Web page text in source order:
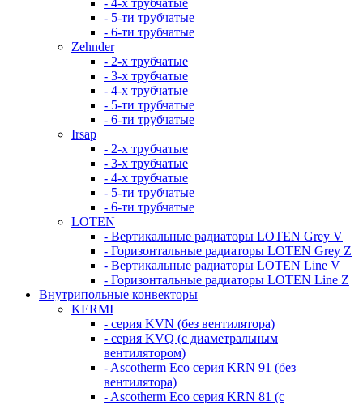
- 4-х трубчатые
- 5-ти трубчатые
- 6-ти трубчатые
Zehnder
- 2-х трубчатые
- 3-х трубчатые
- 4-х трубчатые
- 5-ти трубчатые
- 6-ти трубчатые
Irsap
- 2-х трубчатые
- 3-х трубчатые
- 4-х трубчатые
- 5-ти трубчатые
- 6-ти трубчатые
LOTEN
- Вертикальные радиаторы LOTEN Grey V
- Горизонтальные радиаторы LOTEN Grey Z
- Вертикальные радиаторы LOTEN Line V
- Горизонтальные радиаторы LOTEN Line Z
Внутрипольные конвекторы
KERMI
- серия KVN (без вентилятора)
- серия KVQ (с диаметральным
вентилятором)
- Ascotherm Eco серия KRN 91 (без
вентилятора)
- Ascotherm Eco серия KRN 81 (с